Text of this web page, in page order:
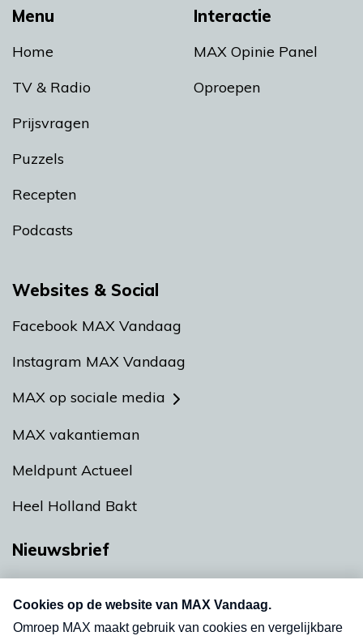
Menu
Home
TV & Radio
Prijsvragen
Puzzels
Recepten
Podcasts
Interactie
MAX Opinie Panel
Oproepen
Websites & Social
Facebook MAX Vandaag
Instagram MAX Vandaag
MAX op sociale media
MAX vakantieman
Meldpunt Actueel
Heel Holland Bakt
Nieuwsbrief
nieuwsbrief. Elke vrijdag- en dinsdagochtend in
uw mailbox.